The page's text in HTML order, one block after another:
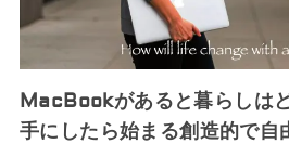
MacBookがあると暮らしは
手にしたら始まる創造的で自